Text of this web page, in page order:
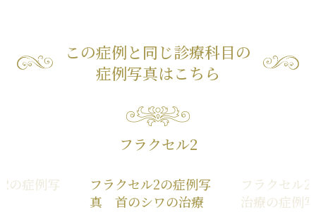
この症例と同じ診療科目の
症例写真はこちら
フラクセル2
の症例写
フラクセル2の症例写
真 首のシワの治療
フラクセル
治療の症例